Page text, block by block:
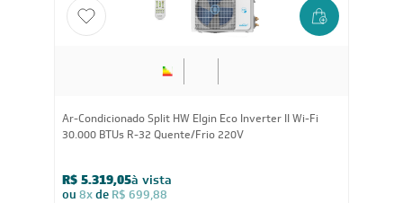
Ar-Condicionado Split HW Elgin Eco Inverter II Wi-Fi
30.000 BTUs R-32 Quente/Frio 220V
R$ 5.319,05à vista
ou 8xde R$ 699,88